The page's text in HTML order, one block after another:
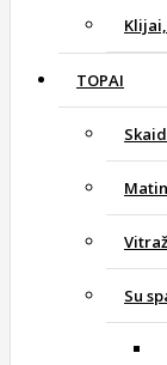
TOPAI
Su